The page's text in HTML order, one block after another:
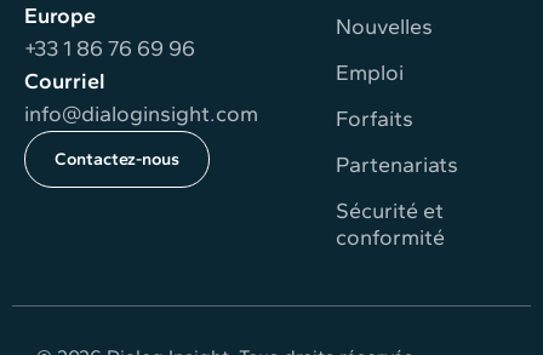
Europe
+33 1 86 76 69 96
Courriel
info@dialoginsight.com
Contactez-nous
Nouvelles
Emploi
Forfaits
Partenariats
Sécurité et
conformité